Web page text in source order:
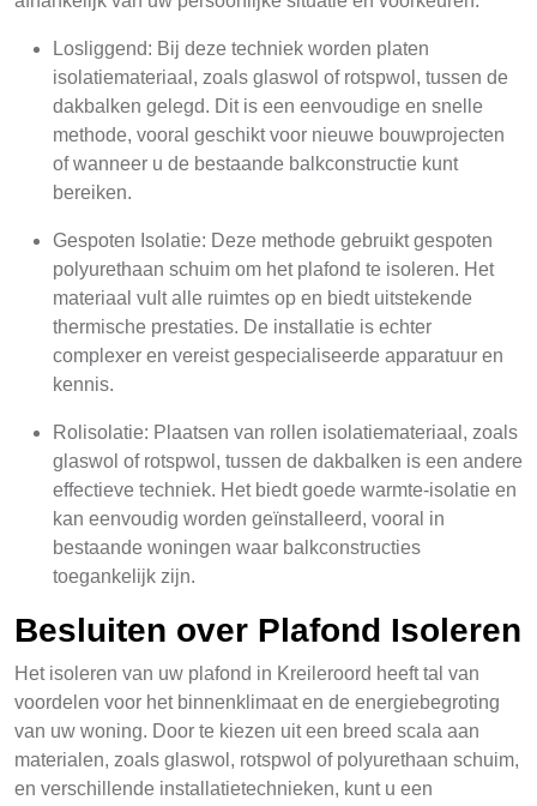
Losliggend: Bij deze techniek worden platen
isolatiemateriaal, zoals glaswol of rotspwol, tussen de
dakbalken gelegd. Dit is een eenvoudige en snelle
methode, vooral geschikt voor nieuwe bouwprojecten
of wanneer u de bestaande balkconstructie kunt
bereiken.
Gespoten Isolatie: Deze methode gebruikt gespoten
polyurethaan schuim om het plafond te isoleren. Het
materiaal vult alle ruimtes op en biedt uitstekende
thermische prestaties. De installatie is echter
complexer en vereist gespecialiseerde apparatuur en
kennis.
Rolisolatie: Plaatsen van rollen isolatiemateriaal, zoals
glaswol of rotspwol, tussen de dakbalken is een andere
effectieve techniek. Het biedt goede warmte-isolatie en
kan eenvoudig worden geïnstalleerd, vooral in
bestaande woningen waar balkconstructies
toegankelijk zijn.
Besluiten over Plafond Isoleren
Het isoleren van uw plafond in Kreileroord heeft tal van
voordelen voor het binnenklimaat en de energiebegroting
van uw woning. Door te kiezen uit een breed scala aan
materialen, zoals glaswol, rotspwol of polyurethaan schuim,
en verschillende installatietechnieken, kunt u een